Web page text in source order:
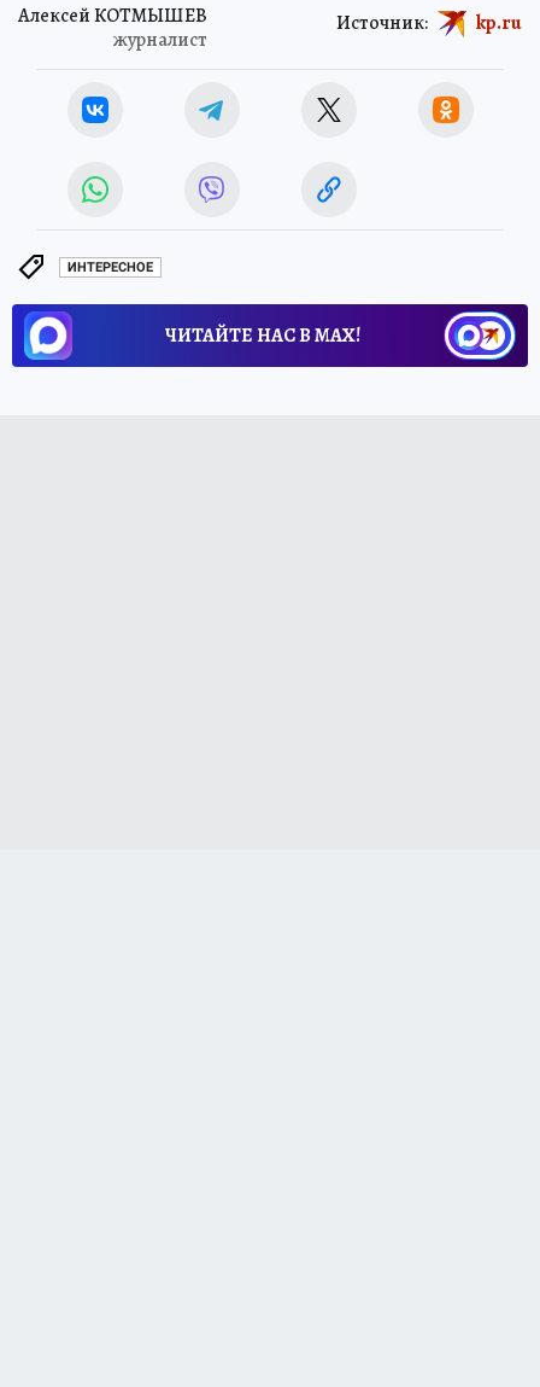
Алексей КОТМЫШЕВ
журналист
Источник: kp.ru
ИНТЕРЕСНОЕ
ЧИТАЙТЕ НАС В МАХ!